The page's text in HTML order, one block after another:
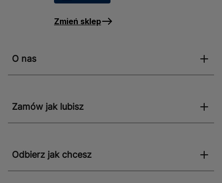
Zmień sklep
O nas
Zamów jak lubisz
Odbierz jak chcesz